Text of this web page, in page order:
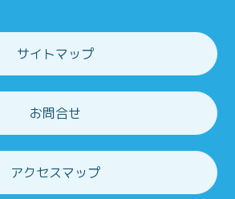
サイトマップ
お問合せ
アクセスマップ